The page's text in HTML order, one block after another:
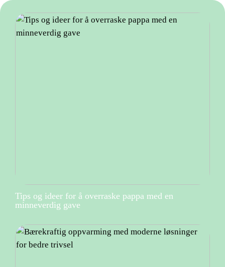
Tips og ideer for å overraske pappa med en
minneverdig gave